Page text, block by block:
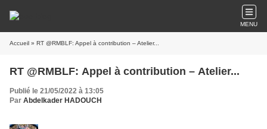
MENU
Accueil » RT @RMBLF: Appel à contribution – Atelier...
RT @RMBLF: Appel à contribution – Atelier...
Publié le 21/05/2022 à 13:05
Par Abdelkader HADOUCH